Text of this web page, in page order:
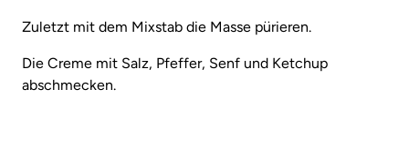
Zuletzt mit dem Mixstab die Masse pürieren.
Die Creme mit Salz, Pfeffer, Senf und Ketchup
abschmecken.